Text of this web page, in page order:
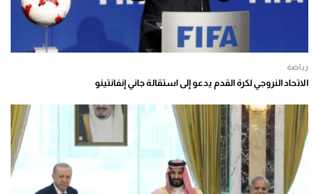
رياضة
الاتحاد النروجي لكرة القدم يدعو إلى استقالة جاني إنفانتينو